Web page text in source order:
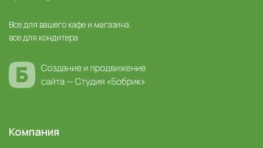
Все для вашего кафе и магазина,
все для кондитера
Компания